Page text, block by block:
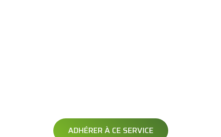
ADHÉRER À CE SERVICE